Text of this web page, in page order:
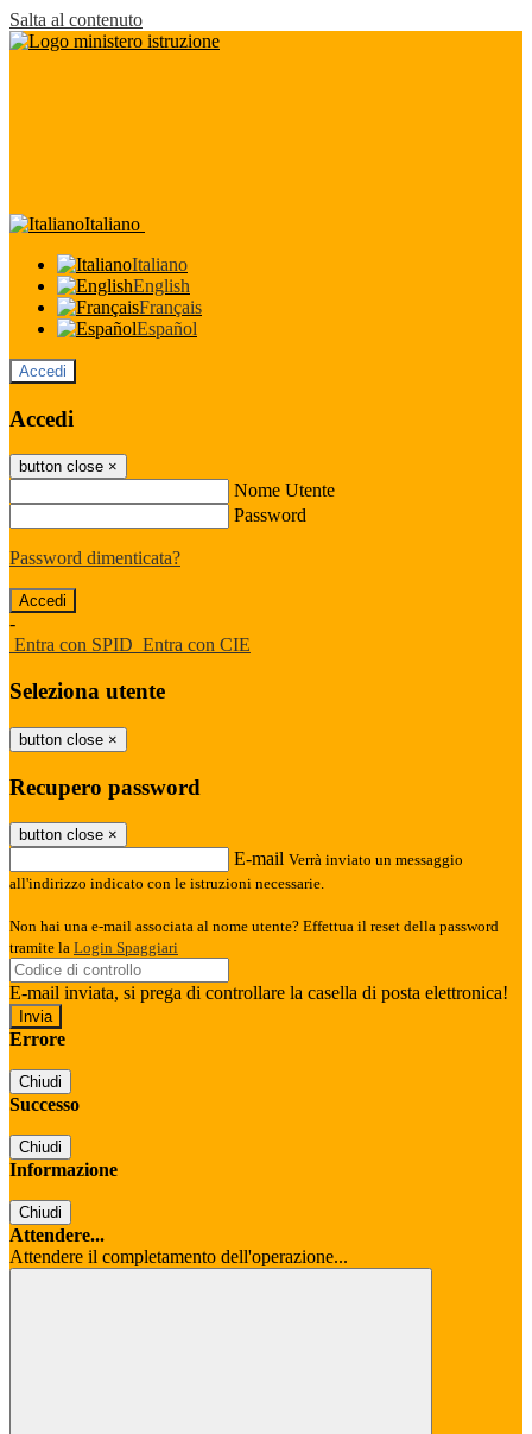
Salta al contenuto
Italiano
Italiano
English
Français
Español
Accedi
Accedi
button close ×
Nome Utente
Password
Password dimenticata?
-
Entra con SPID Entra con CIE
Seleziona utente
button close ×
Recupero password
button close ×
E-mail Verrà inviato un messaggio
all'indirizzo indicato con le istruzioni necessarie.
Non hai una e-mail associata al nome utente? Effettua il reset della password
tramite la Login Spaggiari
E-mail inviata, si prega di controllare la casella di posta elettronica!
Errore
Chiudi
Successo
Chiudi
Informazione
Chiudi
Attendere...
Attendere il completamento dell'operazione...